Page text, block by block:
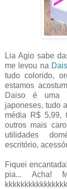
Lia Agio sabe
me levou na
tudo colorido,
estamos
Daiso é uma
japoneses, tudo
média R$ 5,99,
outros mais
utilidades
escritório,
Fiquei
pia... Acha!